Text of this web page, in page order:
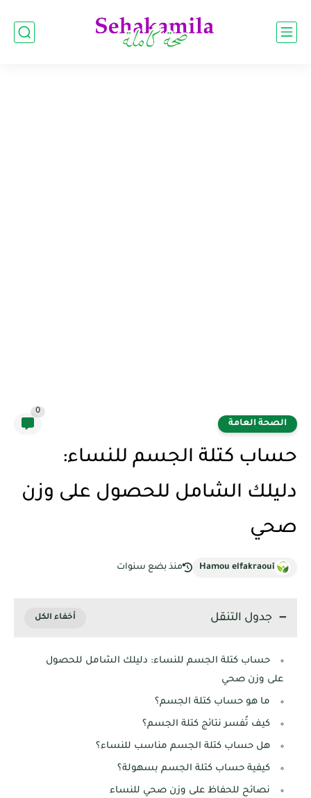
الصحة العامة
0
حساب كتلة الجسم للنساء:
دليلك الشامل للحصول على وزن
صحي
Hamou elfakraoui منذ بضع سنوات
جدول التنقل
حساب كتلة الجسم للنساء: دليلك الشامل للحصول
على وزن صحي
ما هو حساب كتلة الجسم؟
كيف تُفسر نتائج كتلة الجسم؟
هل حساب كتلة الجسم مناسب للنساء؟
كيفية حساب كتلة الجسم بسهولة؟
نصائح للحفاظ على وزن صحي للنساء